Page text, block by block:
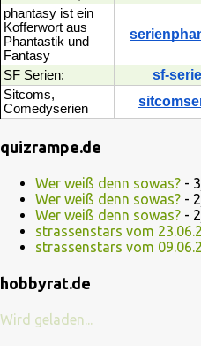
phantasy ist ein
Kofferwort aus
Phantastik und
Fantasy
SF Serien: sf-
Sitcoms,
Comedyserien
quizrampe.de
Wer weiß denn sowas? -
Wer weiß denn sowas? -
Wer weiß denn sowas? -
strassenstars vom
strassenstars vom
hobbyrat.de
Wird geladen...